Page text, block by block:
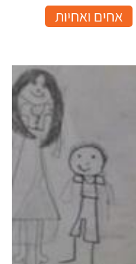
אחים ואחיות